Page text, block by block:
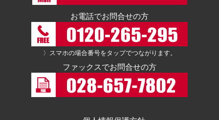
お電話でお問合せの方
〉スマホの場合番号をタップでつながります。
ファックスでお問合せの方